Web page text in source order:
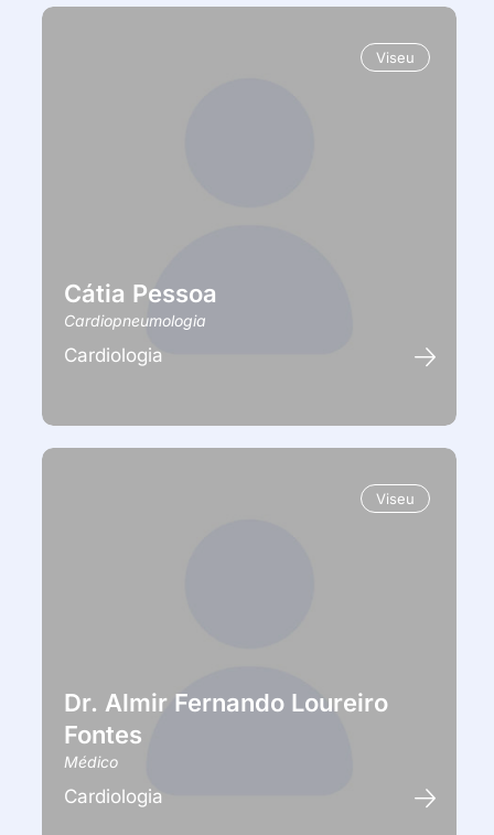
Viseu
Cátia Pessoa
Cardiopneumologia
Cardiologia
Viseu
Dr. Almir Fernando Loureiro
Fontes
Médico
Cardiologia